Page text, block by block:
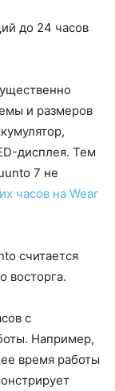
до 24 часов
и размеров
дисплея. Тем
7 не
часов на Wear
считается
восторга.
с
Например,
время работы